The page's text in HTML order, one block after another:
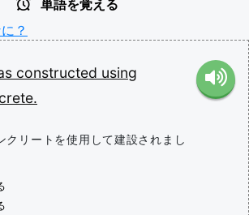
単語を覚える
？
constructed using
クリートを使用して建設されまし